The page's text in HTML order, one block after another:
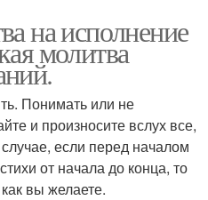
на исполнение
молитва
Понимать или не
и произносите вслух все,
если перед началом
от начала до конца, то
вы желаете.